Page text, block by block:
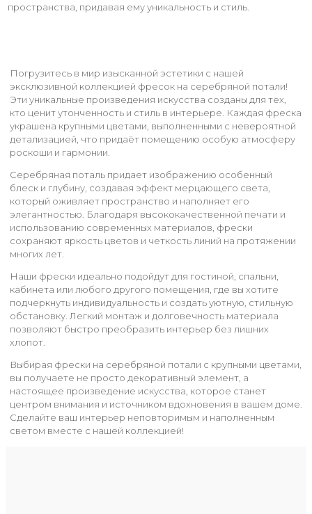
пространства, придавая ему уникальность и стиль.
Погрузитесь в мир изысканной эстетики с нашей
эксклюзивной коллекцией фресок на серебряной потали!
Эти уникальные произведения искусства созданы для тех,
кто ценит утонченность и стиль в интерьере. Каждая фреска
украшена крупными цветами, выполненными с невероятной
детализацией, что придаёт помещению особую атмосферу
роскоши и гармонии.
Серебряная поталь придает изображению особенный
блеск и глубину, создавая эффект мерцающего света,
который оживляет пространство и наполняет его
элегантностью. Благодаря высококачественной печати и
использованию современных материалов, фрески
сохраняют яркость цветов и четкость линий на протяжении
многих лет.
Наши фрески идеально подойдут для гостиной, спальни,
кабинета или любого другого помещения, где вы хотите
подчеркнуть индивидуальность и создать уютную, стильную
обстановку. Легкий монтаж и долговечность материала
позволяют быстро преобразить интерьер без лишних
хлопот.
Выбирая фрески на серебряной потали с крупными цветами,
вы получаете не просто декоративный элемент, а
настоящее произведение искусства, которое станет
центром внимания и источником вдохновения в вашем доме.
Сделайте ваш интерьер неповторимым и наполненным
светом вместе с нашей коллекцией!